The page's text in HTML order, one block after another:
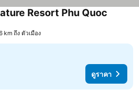
Resort Phu Quoc
km ถึง ตัวเมือง
ดูราคา